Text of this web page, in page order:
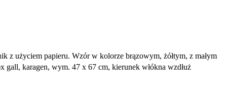
z użyciem papieru. Wzór w kolorze brązowym, żółtym, z małym
gall, karagen, wym. 47 x 67 cm, kierunek włókna wzdłuż